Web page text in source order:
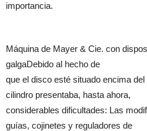
importancia.
Máquina de Mayer & Cie. con
galgaDebido al hecho de
que el disco esté situado encima
cilindro presentaba, hasta ahora,
considerables dificultades: Las
guías, cojinetes y reguladores de